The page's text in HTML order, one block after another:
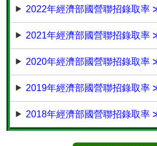
2022年經濟部國營聯招錄取
2021年經濟部國營聯招錄取
2020年經濟部國營聯招錄取
2019年經濟部國營聯招錄取
2018年經濟部國營聯招錄取